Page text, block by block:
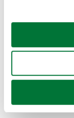
Si lo permite,
Recopilar
Identificar
para buscar
Obtenga más
Coches de
Coches de km0